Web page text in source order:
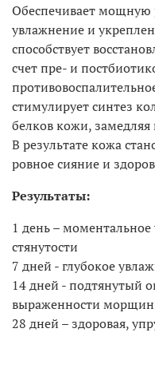
Обеспечивает мощную
увлажнение и
способствует
счет пре- и
стимулирует синтез
белков кожи, замедляя
В результате кожа
ровное сияние и
Результаты:
1 день –
стянутости
7 дней - глубокое
14 дней - подтянутый
выраженности морщин
28 дней – здоровая,